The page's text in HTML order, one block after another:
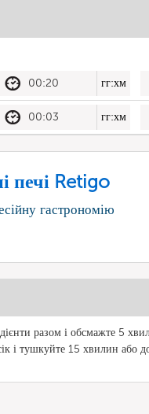
00:20 гг:хм
00:03 гг:хм
печі Retigo
гастрономію
разом і обсмажте 5
і тушкуйте 15 хвилин або